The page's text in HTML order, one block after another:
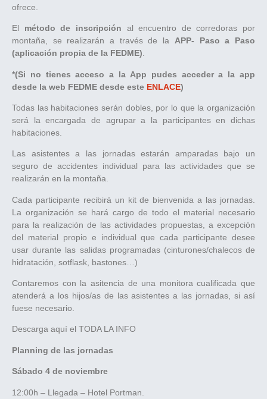
ofrece.
El método de inscripción al encuentro de corredoras por
montaña, se realizarán a través de la APP- Paso a Paso
(aplicación propia de la FEDME)
*(Si no tienes acceso a la App pudes acceder a la app
desde la web FEDME desde este ENLACE)
Todas las habitaciones serán dobles, por lo que la organización
será la encargada de agrupar a la participantes en dichas
habitaciones.
Las asistentes a las jornadas estarán amparadas bajo un
seguro de accidentes individual para las actividades que se
realizarán en la montaña.
Cada participante recibirá un kit de bienvenida a las jornadas.
La organización se hará cargo de todo el material necesario
para la realización de las actividades propuestas, a excepción
del material propio e individual que cada participante desee
usar durante las salidas programadas (cinturones/chalecos de
hidratación, sotflask, bastones…)
Contaremos con la asitencia de una monitora cualificada que
atenderá a los hijos/as de las asistentes a las jornadas, si así
fuese necesario.
Descarga aquí el TODA LA INFO
Planning de las jornadas
Sábado 4 de noviembre
12:00h – Llegada – Hotel Portman.